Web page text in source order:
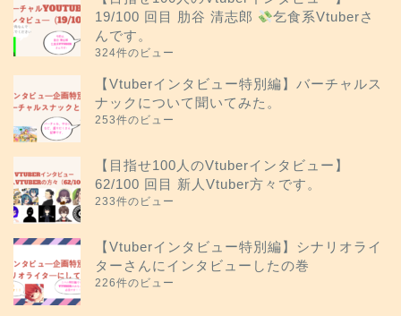
19/100 回目 肋谷 清志郎
乞食系Vtuberさ
んです。
324件のビュー
【Vtuberインタビュー特別編】バーチャルス
ナックについて聞いてみた。
253件のビュー
【目指せ100人のVtuberインタビュー】
62/100 回目 新人Vtuber方々です。
233件のビュー
【Vtuberインタビュー特別編】シナリオライ
ターさんにインタビューしたの巻
226件のビュー